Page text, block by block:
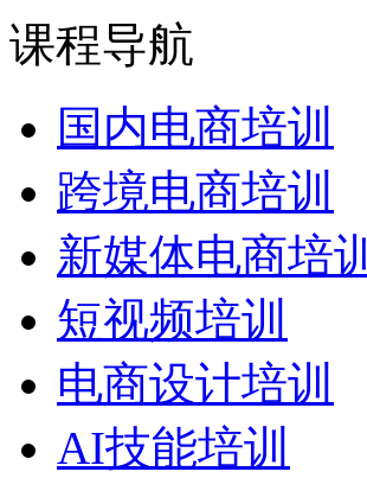
课程导航
国内电商培训
跨境电商培训
新媒体电商培训
短视频培训
电商设计培训
AI技能培训